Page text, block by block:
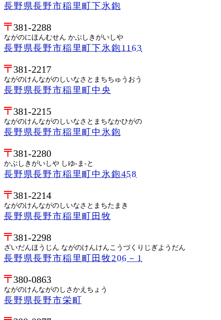
長野県長野市稲里町下氷鉋
381-2288
ながのにほんむせん かぶしきがいしや
長野県長野市稲里町下氷鉋1163
381-2217
ながのけんながのしいなさとまちちゅうおう
長野県長野市稲里町中央
381-2215
ながのけんながのしいなさとまちなかひがの
長野県長野市稲里町中氷鉋
381-2280
かぶしきがいしや しゆ-ま-と
長野県長野市稲里町中氷鉋458
381-2214
ながのけんながのしいなさとまちたまき
長野県長野市稲里町田牧
381-2298
ざいだんほうじん ながのけんけんこうづくりじぎようだん
長野県長野市稲里町田牧206－1
380-0863
ながのけんながのしさかえちょう
長野県長野市栄町